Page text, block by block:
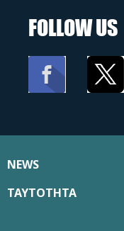
FOLLOW US
NEWS
ΤΑΥΤΟΤΗΤΑ